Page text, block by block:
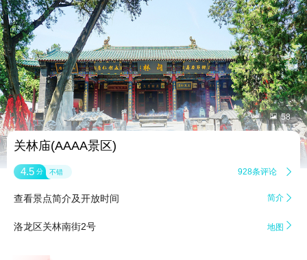
 58
关林庙(AAAA景区)
4.5 分 不错 928条评论 
查看景点简介及开放时间 简介 
洛龙区关林南街2号 地图 
